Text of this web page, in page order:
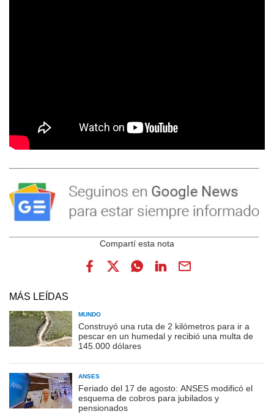
MÁS LEÍDAS
MUNDO
Construyó una ruta de 2 kilómetros para ir a
pescar en un humedal y recibió una multa de
145.000 dólares
ANSES
Feriado del 17 de agosto: ANSES modificó el
esquema de cobros para jubilados y
pensionados